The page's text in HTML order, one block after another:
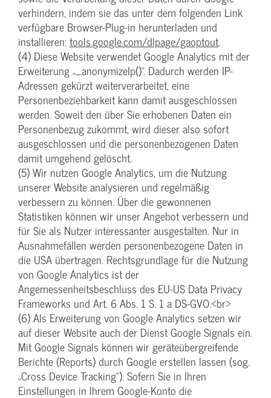
verhindern, indem sie das unter dem folgenden Link
verfügbare Browser-Plug-in herunterladen und
installieren: tools.google.com/dlpage/gaoptout.
(4) Diese Website verwendet Google Analytics mit der
Erweiterung „_anonymizeIp()“. Dadurch werden IP-
Adressen gekürzt weiterverarbeitet, eine
Personenbeziehbarkeit kann damit ausgeschlossen
werden. Soweit den über Sie erhobenen Daten ein
Personenbezug zukommt, wird dieser also sofort
ausgeschlossen und die personenbezogenen Daten
damit umgehend gelöscht.
(5) Wir nutzen Google Analytics, um die Nutzung
unserer Website analysieren und regelmäßig
verbessern zu können. Über die gewonnenen
Statistiken können wir unser Angebot verbessern und
für Sie als Nutzer interessanter ausgestalten. Nur in
Ausnahmefällen werden personenbezogene Daten in
die USA übertragen. Rechtsgrundlage für die Nutzung
von Google Analytics ist der
Angemessenheitsbeschluss des EU-US Data Privacy
Frameworks und Art. 6 Abs. 1 S. 1 a DS-GVO.<br>
(6) Als Erweiterung von Google Analytics setzen wir
auf dieser Website auch der Dienst Google Signals ein.
Mit Google Signals können wir geräteübergreifende
Berichte (Reports) durch Google erstellen lassen (sog.
„Cross Device Tracking“). Sofern Sie in Ihren
Einstellungen in Ihrem Google-Konto die